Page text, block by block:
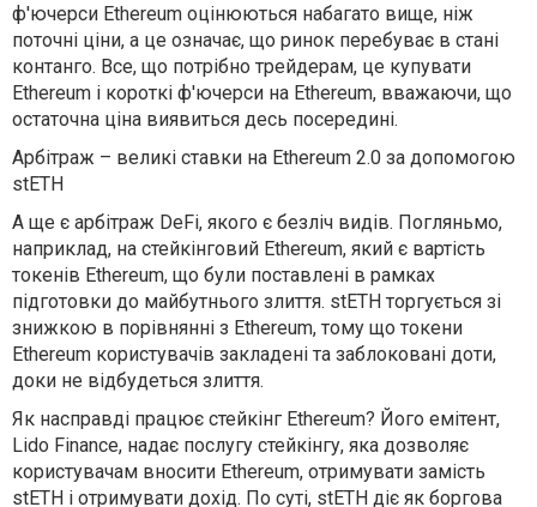
ф'ючерси Ethereum оцінюються набагато вище, ніж
поточні ціни, а це означає, що ринок перебуває в стані
контанго. Все, що потрібно трейдерам, це купувати
Ethereum і короткі ф'ючерси на Ethereum, вважаючи, що
остаточна ціна виявиться десь посередині.
Арбітраж – великі ставки на Ethereum 2.0 за допомогою
stETH
А ще є арбітраж DeFi, якого є безліч видів. Погляньмо,
наприклад, на стейкінговий Ethereum, який є вартість
токенів Ethereum, що були поставлені в рамках
підготовки до майбутнього злиття. stETH торгується зі
знижкою в порівнянні з Ethereum, тому що токени
Ethereum користувачів закладені та заблоковані доти,
доки не відбудеться злиття.
Як насправді працює стейкінг Ethereum? Його емітент,
Lido Finance, надає послугу стейкінгу, яка дозволяє
користувачам вносити Ethereum, отримувати замість
stETH і отримувати дохід. По суті, stETH діє як боргова